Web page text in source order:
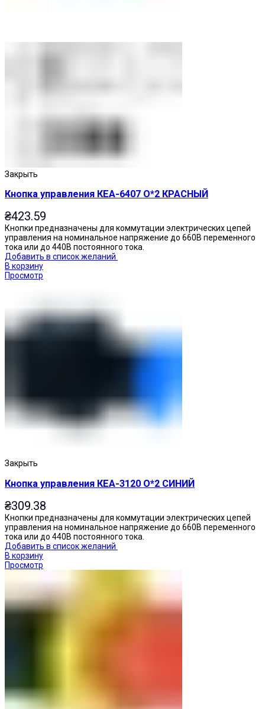
Закрыть
Кнопка управления КЕА-6407 О*2 КРАСНЫЙ
₴423.59
Кнопки предназначены для коммутации электрических цепей
управления на номинальное напряжение до 660В переменного
тока или до 440В постоянного тока.
Добавить в список желаний
В корзину
Просмотр
Закрыть
Кнопка управления КЕА-3120 О*2 СИНИЙ
₴309.38
Кнопки предназначены для коммутации электрических цепей
управления на номинальное напряжение до 660В переменного
тока или до 440В постоянного тока.
Добавить в список желаний
В корзину
Просмотр